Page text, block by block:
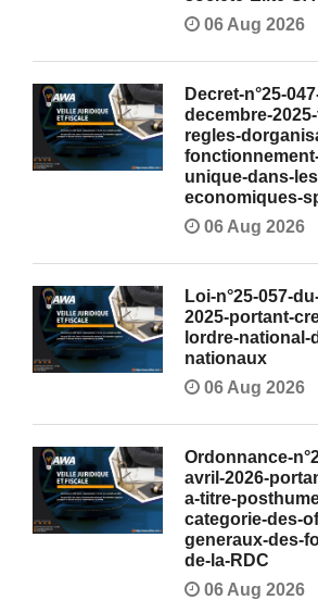
06 Aug 2026
Decret-n°25-
decembre-
regles-
unique-dans-
economiques-
06 Aug 2026
Loi-n°25-057-
2025-portant-
lordre-national-
nationaux
06 Aug 2026
Ordonnance-
avril-2026-
a-titre-
categorie-des-
generaux-des-
de-la-RDC
06 Aug 2026